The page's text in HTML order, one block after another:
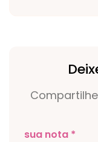
sua nota *